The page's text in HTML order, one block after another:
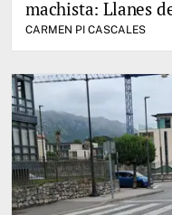
machista: Llanes
CARMEN PI CASCALES